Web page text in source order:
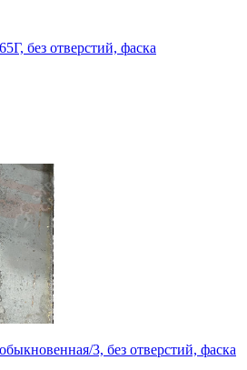
без отверстий, фаска
3, без отверстий, фаска